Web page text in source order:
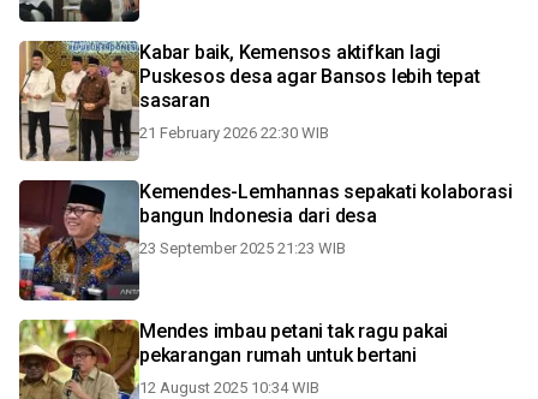
Kabar baik, Kemensos aktifkan lagi
Puskesos desa agar Bansos lebih tepat
sasaran
21 February 2026 22:30 WIB
Kemendes-Lemhannas sepakati kolaborasi
bangun Indonesia dari desa
23 September 2025 21:23 WIB
Mendes imbau petani tak ragu pakai
pekarangan rumah untuk bertani
12 August 2025 10:34 WIB